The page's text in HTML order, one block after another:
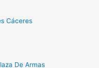
Cáceres
De Armas